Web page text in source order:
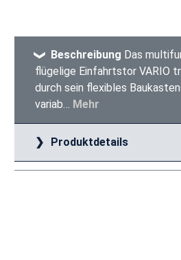
Beschreibung Das
flügelige Einfahrtstor VARIO
durch sein flexibles
variab… Mehr
Produktdetails